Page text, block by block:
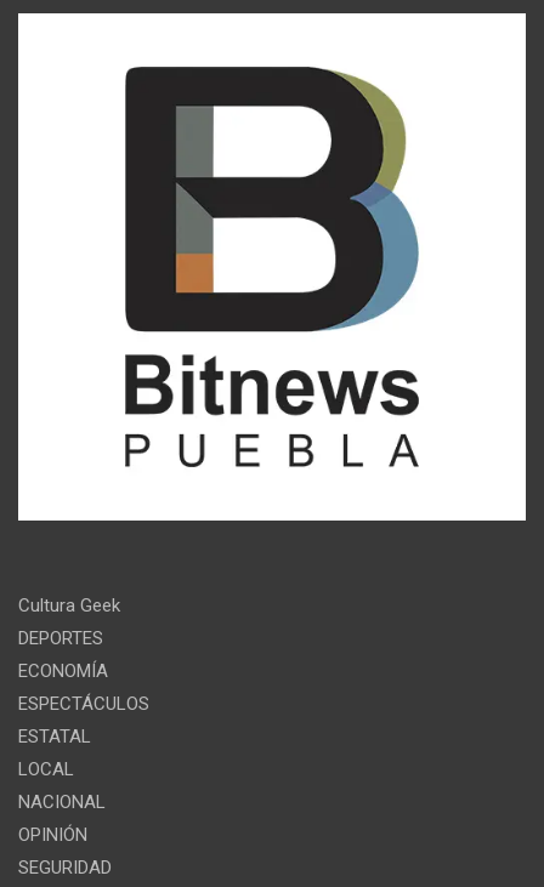
Cultura Geek
DEPORTES
ECONOMÍA
ESPECTÁCULOS
ESTATAL
LOCAL
NACIONAL
OPINIÓN
SEGURIDAD